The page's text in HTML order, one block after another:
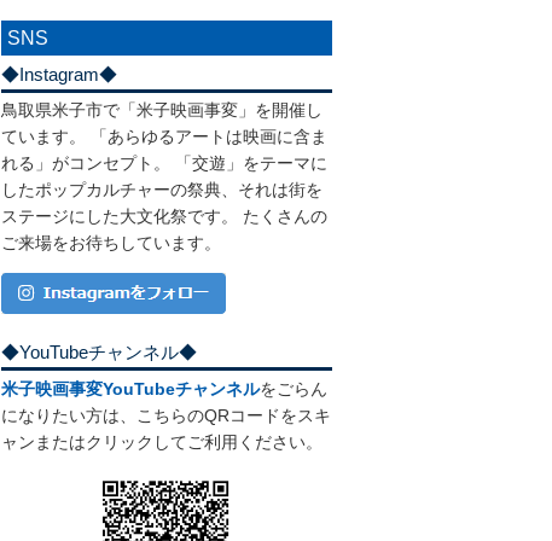
SNS
◆Instagram◆
鳥取県米子市で「米子映画事変」を開催し
ています。 「あらゆるアートは映画に含ま
れる」がコンセプト。 「交遊」をテーマに
したポップカルチャーの祭典、それは街を
ステージにした大文化祭です。 たくさんの
ご来場をお待ちしています。
◆YouTubeチャンネル◆
米子映画事変YouTubeチャンネルをごらん
になりたい方は、こちらのQRコードをスキ
ャンまたはクリックしてご利用ください。